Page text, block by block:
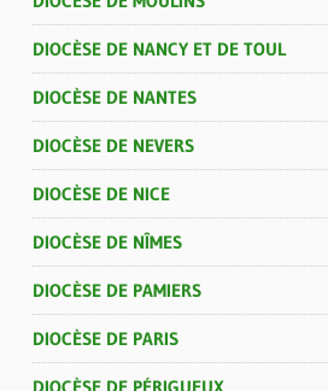
DIOCÈSE DE NANCY ET DE TOUL
DIOCÈSE DE NANTES
DIOCÈSE DE NEVERS
DIOCÈSE DE NICE
DIOCÈSE DE NÎMES
DIOCÈSE DE PAMIERS
DIOCÈSE DE PARIS